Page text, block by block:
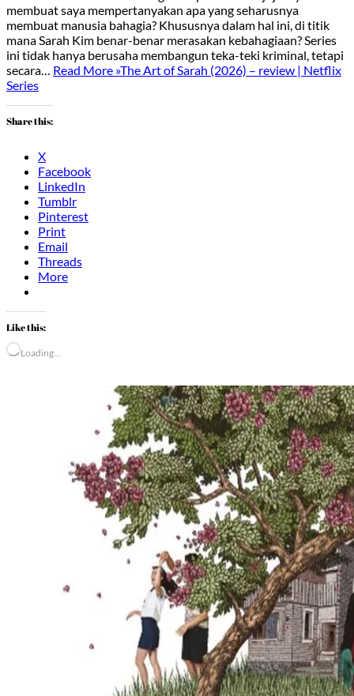
membuat saya mempertanyakan apa yang seharusnya
membuat manusia bahagia? Khususnya dalam hal ini, di titik
mana Sarah Kim benar-benar merasakan kebahagiaan? Series
ini tidak hanya berusaha membangun teka-teki kriminal, tetapi
secara… Read More »The Art of Sarah (2026) – review | Netflix
Series
Share this:
X
Facebook
LinkedIn
Tumblr
Pinterest
Print
Email
Threads
More
Like this:
Loading…